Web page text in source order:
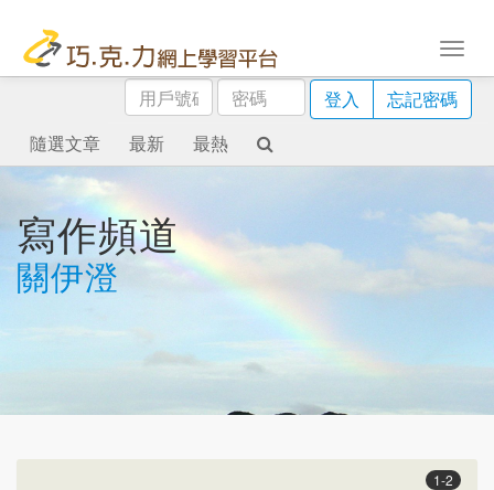
用
戶
號
碼
密
碼
登入
忘記密碼
隨選文章
最新 最熱
寫作頻道
關伊澄
1-2